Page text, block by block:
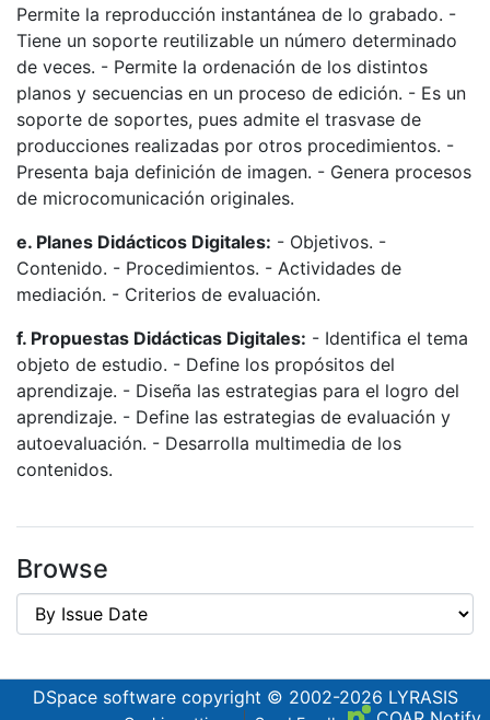
Permite la reproducción instantánea de lo grabado. -
Tiene un soporte reutilizable un número determinado
de veces. - Permite la ordenación de los distintos
planos y secuencias en un proceso de edición. - Es un
soporte de soportes, pues admite el trasvase de
producciones realizadas por otros procedimientos. -
Presenta baja definición de imagen. - Genera procesos
de microcomunicación originales.
e. Planes Didácticos Digitales: - Objetivos. -
Contenido. - Procedimientos. - Actividades de
mediación. - Criterios de evaluación.
f. Propuestas Didácticas Digitales: - Identifica el tema
objeto de estudio. - Define los propósitos del
aprendizaje. - Diseña las estrategias para el logro del
aprendizaje. - Define las estrategias de evaluación y
autoevaluación. - Desarrolla multimedia de los
contenidos.
Browse
DSpace softwarecopyright © 2002-2026 LYRASIS